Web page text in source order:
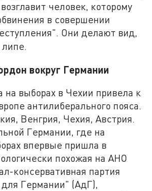
человек, которому
в совершении
Они делают вид,
липе.
вокруг Германии
выборах в Чехии привела к
антилиберального пояса.
Венгрия, Чехия, Австрия.
Германии, где на
впервые пришла в
похожая на АНО
консервативная партия
для Германии" (АдГ),